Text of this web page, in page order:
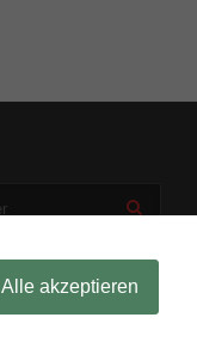
Alle akzeptieren